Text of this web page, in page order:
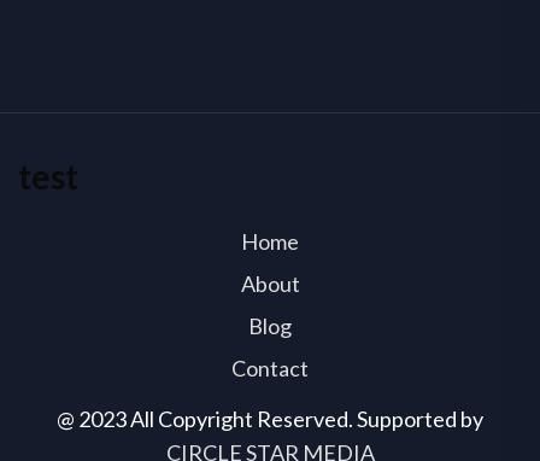
@ 2023 All Copyright Reserved. Supported by
CIRCLE STAR MEDIA
test
Home
About
Blog
Contact